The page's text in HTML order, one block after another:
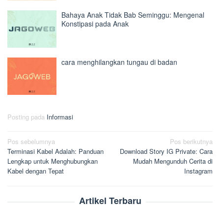
Bahaya Anak Tidak Bab Seminggu: Mengenal
Konstipasi pada Anak
cara menghilangkan tungau di badan
Posting pada Informasi
Navigasi
pos
Pos sebelumnya
Terminasi Kabel Adalah: Panduan
Lengkap untuk Menghubungkan
Kabel dengan Tepat
Pos berikutnya
Download Story IG Private: Cara
Mudah Mengunduh Cerita di
Instagram
Artikel Terbaru